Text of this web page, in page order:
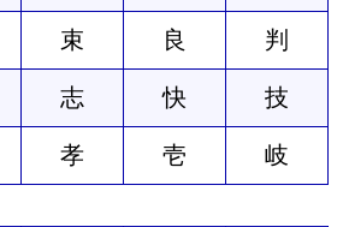
束 良 判
志 快 技
孝 壱 岐